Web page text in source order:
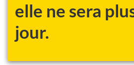
elle ne sera
jour.